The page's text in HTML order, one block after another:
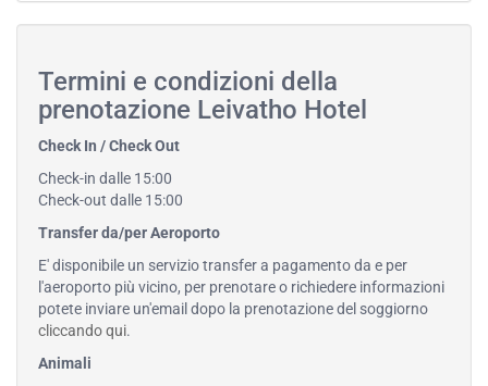
Termini e condizioni della
prenotazione Leivatho Hotel
Check In / Check Out
Check-in dalle 15:00
Check-out dalle 15:00
Transfer da/per Aeroporto
E' disponibile un servizio transfer a pagamento da e per
l'aeroporto più vicino, per prenotare o richiedere informazioni
potete inviare un'email dopo la prenotazione del soggiorno
cliccando qui.
Animali